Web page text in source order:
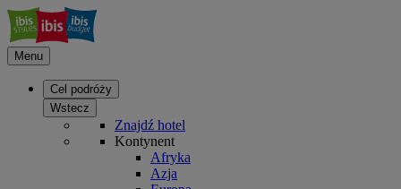
Menu
Cel podróży
Wstecz
Znajdź hotel
Kontynent
Afryka
Azja